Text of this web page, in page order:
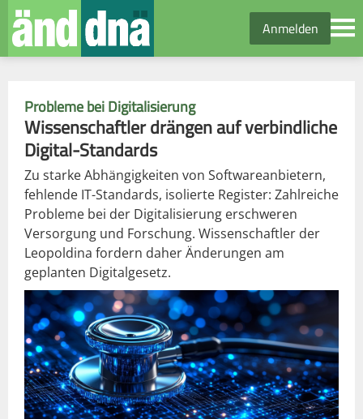
Anmelden
Probleme bei Digitalisierung
Wissenschaftler drängen auf verbindliche
Digital-Standards
Zu starke Abhängigkeiten von Softwareanbietern,
fehlende IT-Standards, isolierte Register: Zahlreiche
Probleme bei der Digitalisierung erschweren
Versorgung und Forschung. Wissenschaftler der
Leopoldina fordern daher Änderungen am
geplanten Digitalgesetz.